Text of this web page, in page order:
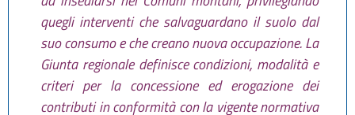
quegli interventi che salvaguardano il suolo dal
suo consumo e che creano nuova occupazione. La
Giunta regionale definisce condizioni, modalità e
criteri per la concessione ed erogazione dei
contributi in conformità con la vigente normativa